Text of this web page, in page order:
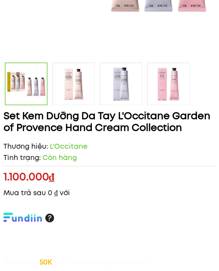
Set Kem Dưỡng Da Tay L'Occitane Garden
of Provence Hand Cream Collection
Thương hiệu: L'Occitane
Tình trạng: Còn hàng
1.100.000₫
Mua trả sau 0 ₫ với
50K